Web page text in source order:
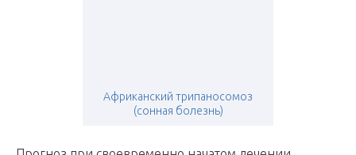
Африканский трипаносомоз
(сонная болезнь)